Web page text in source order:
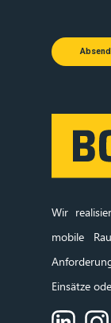
Wir
mobile
Einsätze